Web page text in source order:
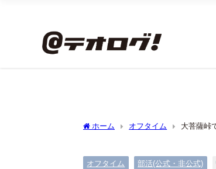
ホーム オフタイム 大菩薩峠
オフタイム 部活(公式・非公式)